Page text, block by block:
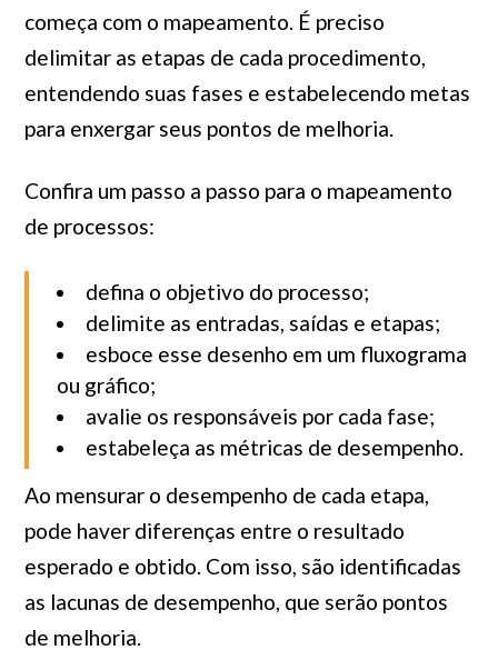
começa com o mapeamento. É preciso
delimitar as etapas de cada procedimento,
entendendo suas fases e estabelecendo metas
para enxergar seus pontos de melhoria.
Confira um passo a passo para o mapeamento
de processos:
defina o objetivo do processo;
delimite as entradas, saídas e etapas;
esboce esse desenho em um fluxograma
ou gráfico;
avalie os responsáveis por cada fase;
estabeleça as métricas de desempenho.
Ao mensurar o desempenho de cada etapa,
pode haver diferenças entre o resultado
esperado e obtido. Com isso, são identificadas
as lacunas de desempenho, que serão pontos
de melhoria.